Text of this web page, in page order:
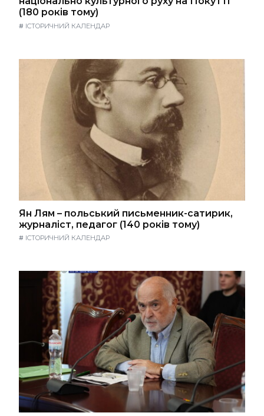
(180 років тому)
# ІСТОРИЧНИЙ КАЛЕНДАР
Ян Лям – польський письменник-сатирик,
журналіст, педагог (140 років тому)
# ІСТОРИЧНИЙ КАЛЕНДАР